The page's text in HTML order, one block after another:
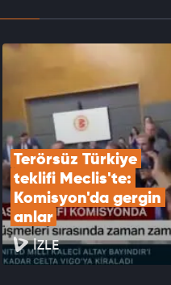
feci trafik kazasında 1
Terörsüz Türkiye
teklifi Meclis'te:
Komisyon'da gergin
anlar
İZLE